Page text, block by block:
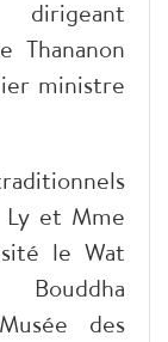
Thananon
ministre
Ly et Mme
le Wat
des